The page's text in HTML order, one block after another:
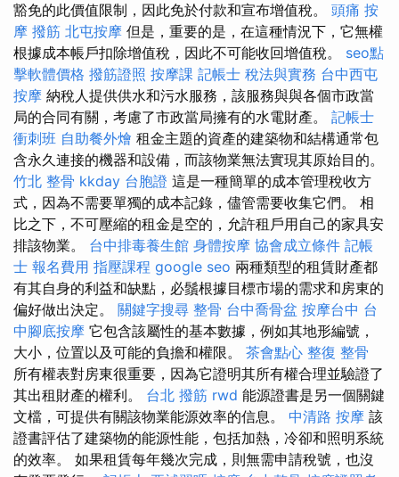
豁免的此價值限制，因此免於付款和宣布增值稅。 頭痛 按
摩 撥筋 北屯按摩 但是，重要的是，在這種情況下，它無權
根據成本帳戶扣除增值稅，因此不可能收回增值稅。 seo點
擊軟體價格 撥筋證照 按摩課 記帳士 稅法與實務 台中西屯
按摩 納稅人提供供水和污水服務，該服務與與各個市政當
局的合同有關，考慮了市政當局擁有的水電財產。 記帳士
衝刺班 自助餐外燴 租金主題的資產的建築物和結構通常包
含永久連接的機器和設備，而該物業無法實現其原始目的。
竹北 整骨 kkday 台胞證 這是一種簡單的成本管理稅收方
式，因為不需要單獨的成本記錄，儘管需要收集它們。 相
比之下，不可壓縮的租金是空的，允許租戶用自己的家具安
排該物業。 台中排毒養生館 身體按摩 協會成立條件 記帳
士 報名費用 指壓課程 google seo 兩種類型的租賃財產都
有其自身的利益和缺點，必鬚根據目標市場的需求和房東的
偏好做出決定。 關鍵字搜尋 整骨 台中喬骨盆 按摩台中 台
中腳底按摩 它包含該屬性的基本數據，例如其地形編號，
大小，位置以及可能的負擔和權限。 茶會點心 整復 整骨
所有權表對房東很重要，因為它證明其所有權合理並驗證了
其出租財產的權利。 台北 撥筋 rwd 能源證書是另一個關鍵
文檔，可提供有關該物業能源效率的信息。 中清路 按摩 該
證書評估了建築物的能源性能，包括加熱，冷卻和照明系統
的效率。 如果租賃每年幾次完成，則無需申請稅號，也沒